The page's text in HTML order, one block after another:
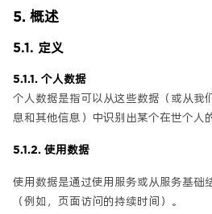
5. 概述
5.1. 定义
5.1.1. 个人数据
个人数据是指可以从这些数据（或从我
息和其他信息）中识别出某个在世个人
5.1.2. 使用数据
使用数据是通过使用服务或从服务基础
（例如，页面访问的持续时间）。